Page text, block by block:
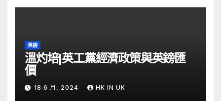
英鎊
溫灼培|英工黨經濟政策與英鎊匯
價
18 6 月, 2024 HK IN UK